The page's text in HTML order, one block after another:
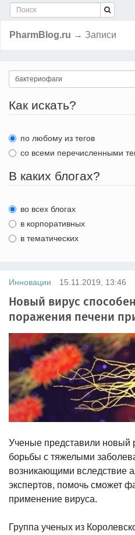
PharmBlog.ru → Записи
Как искать?
по любому из тегов
со всеми перечисленными
В каких блогах?
во всех блогах
в корпоративных
в тематических
Инновации 15.11.2019, 13:46
Новый вирус
поражения печени
Ученые представили новый
борьбы с тяжелыми
возникающими вследствие
экспертов, помочь сможет
применение вируса.
Группа ученых из